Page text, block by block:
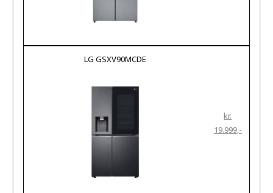
LG GSXV90MCDE
kr.
19.999